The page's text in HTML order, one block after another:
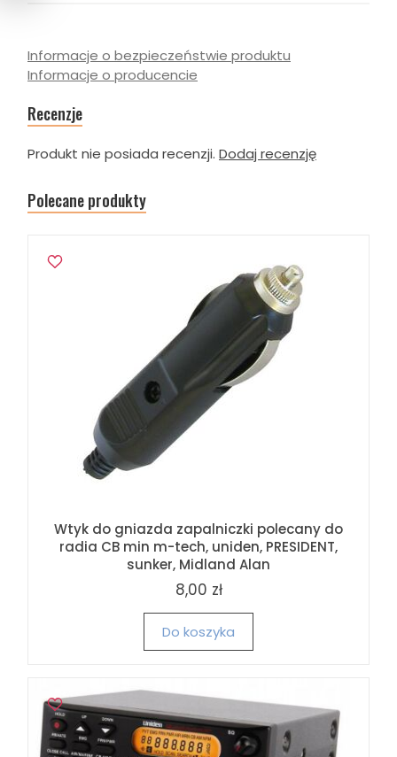
Informacje o bezpieczeństwie produktu
Informacje o producencie
Recenzje
Produkt nie posiada recenzji. Dodaj recenzję
Polecane produkty
Wtyk do gniazda zapalniczki polecany do
radia CB min m-tech, uniden, PRESIDENT,
sunker, Midland Alan
8,00 zł
Do koszyka